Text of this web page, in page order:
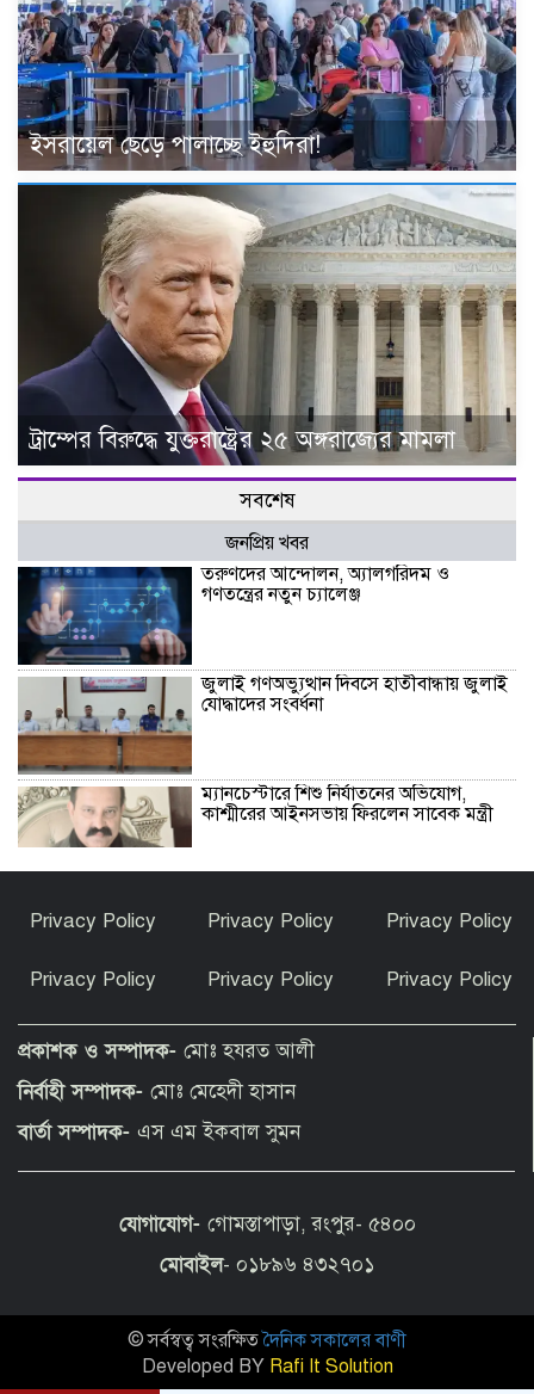
ইসরায়েল ছেড়ে পালাচ্ছে ইহুদিরা!
ট্রাম্পের বিরুদ্ধে যুক্তরাষ্ট্রের ২৫ অঙ্গরাজ্যের মামলা
সবশেষ
জনপ্রিয় খবর
তরুণদের আন্দোলন, অ্যালগরিদম ও
গণতন্ত্রের নতুন চ্যালেঞ্জ
জুলাই গণঅভ্যুত্থান দিবসে হাতীবান্ধায় জুলাই
যোদ্ধাদের সংবর্ধনা
ম্যানচেস্টারে শিশু নির্যাতনের অভিযোগ,
কাশ্মীরের আইনসভায় ফিরলেন সাবেক মন্ত্রী
ব্যাক্তি কে বিনাশ্রম কারাদন্ড
আমাজনের উদ্বোধন
তুমি নগ্ন হয়েছিলে-সানিকে বাবা-মা
বোচাগঞ্জে নানা আয়োজনে জুলাই গণঅভ্যুত্থান
দিবস পালিত
৫ ট্রিলিয়ন ডলারের লক্ষ্য অর্জনে সমন্বিত
কৌশল নিয়েছে ভারত
Privacy Policy Privacy Policy Privacy Policy
Privacy Policy Privacy Policy Privacy Policy
প্রকাশক ও সম্পাদক- মোঃ হযরত আলী
নির্বাহী সম্পাদক- মোঃ মেহেদী হাসান
বার্তা সম্পাদক- এস এম ইকবাল সুমন
যোগাযোগ- গোমস্তাপাড়া, রংপুর- ৫৪০০
মোবাইল- ০১৮৯৬ ৪৩২৭০১
© সর্বস্বত্ব সংরক্ষিতদৈনিক সকালের বাণী
Developed BY Rafi It Solution